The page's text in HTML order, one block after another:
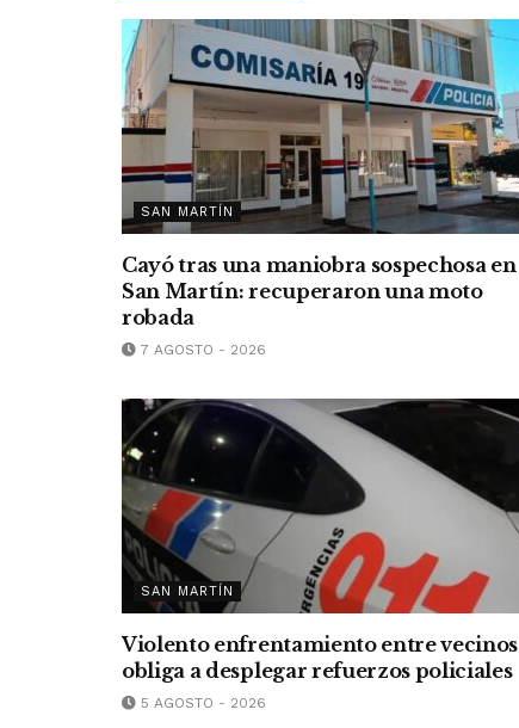
SAN MARTÍN
Cayó tras una maniobra sospechosa en
San Martín: recuperaron una moto
robada
7 AGOSTO - 2026
SAN MARTÍN
Violento enfrentamiento entre vecinos
obliga a desplegar refuerzos policiales
5 AGOSTO - 2026